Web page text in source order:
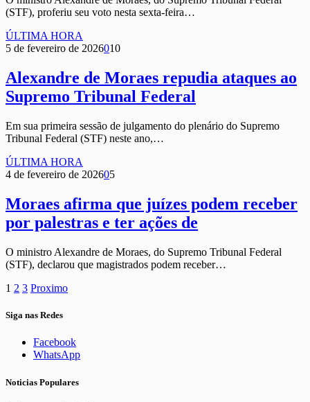
(STF), proferiu seu voto nesta sexta-feira…
ÚLTIMA HORA
5 de fevereiro de 2026010
Alexandre de Moraes repudia ataques ao
Supremo Tribunal Federal
Em sua primeira sessão de julgamento do plenário do Supremo
Tribunal Federal (STF) neste ano,…
ÚLTIMA HORA
4 de fevereiro de 202605
Moraes afirma que juízes podem receber
por palestras e ter ações de
O ministro Alexandre de Moraes, do Supremo Tribunal Federal
(STF), declarou que magistrados podem receber…
1 2 3 Proximo
Siga nas Redes
Facebook
WhatsApp
Noticias Populares